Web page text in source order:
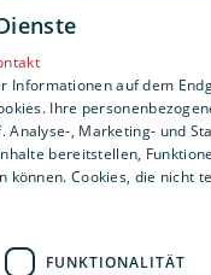
Informationen auf dem
Ihre
, Marketing- und
bereitstellen,
Cookies, die nicht
FUNKTIONALITÄT